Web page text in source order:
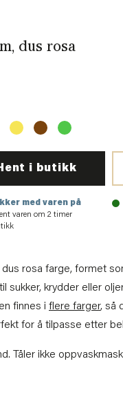
dus rosa
i butikk
med varen på
varen om 2 timer
dus rosa farge, formet
sukker, krydder eller
finnes i flere farger, så
for å tilpasse etter
Tåler ikke